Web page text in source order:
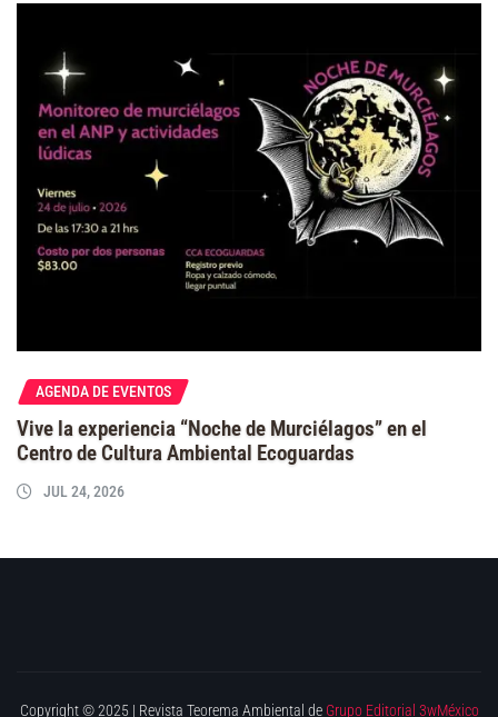
AGENDA DE EVENTOS
Vive la experiencia “Noche de Murciélagos” en el
Centro de Cultura Ambiental Ecoguardas
JUL 24, 2026
Copyright © 2025 | Revista Teorema Ambiental de Grupo Editorial 3wMéxico